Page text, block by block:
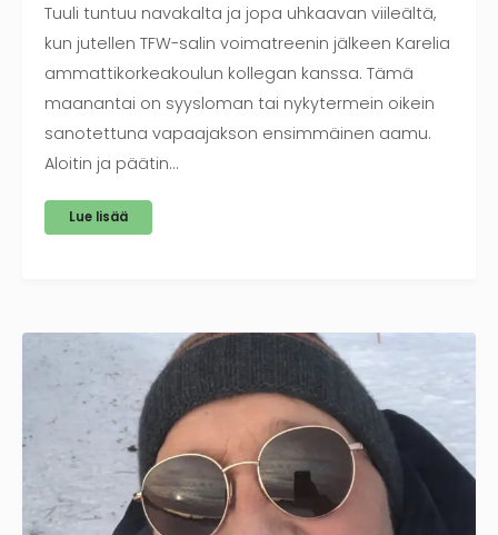
Tuuli tuntuu navakalta ja jopa uhkaavan viileältä,
kun jutellen TFW-salin voimatreenin jälkeen Karelia
ammattikorkeakoulun kollegan kanssa. Tämä
maanantai on syysloman tai nykytermein oikein
sanotettuna vapaajakson ensimmäinen aamu.
Aloitin ja päätin…
Lue lisää